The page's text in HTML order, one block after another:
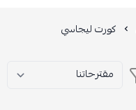
كورت ليجاسي